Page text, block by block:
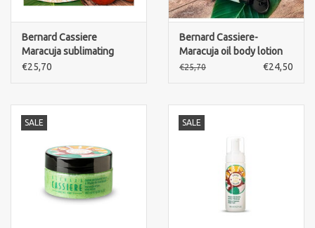
Bernard Cassiere
Maracuja sublimating
body oil
€25,70
Bernard Cassiere-
Maracuja oil body lotion
€25,70 €24,50
SALE SALE